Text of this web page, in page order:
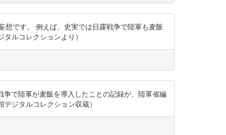
です。 例えば、史実では日露戦争で陸軍も麦飯
ルコレクションより）
で陸軍が麦飯を導入したことの記録が、陸軍省編
ジタルコレクション収蔵）